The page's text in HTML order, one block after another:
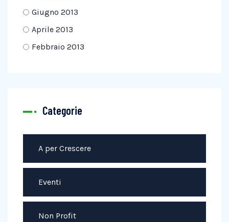
Giugno 2013
Aprile 2013
Febbraio 2013
Categorie
A per Crescere
Eventi
Non Profit